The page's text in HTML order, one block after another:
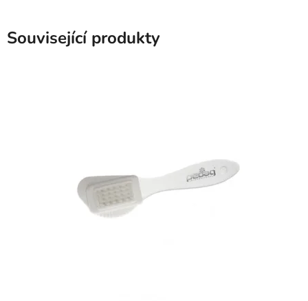
Související produkty